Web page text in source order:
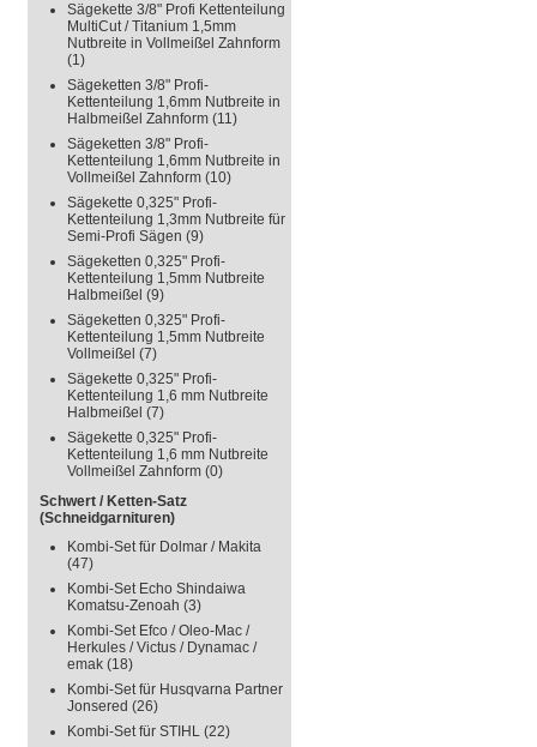
Sägekette 3/8" Profi Kettenteilung
MultiCut / Titanium 1,5mm
Nutbreite in Vollmeißel Zahnform
(1)
Sägeketten 3/8" Profi-
Kettenteilung 1,6mm Nutbreite in
Halbmeißel Zahnform (11)
Sägeketten 3/8" Profi-
Kettenteilung 1,6mm Nutbreite in
Vollmeißel Zahnform (10)
Sägekette 0,325" Profi-
Kettenteilung 1,3mm Nutbreite für
Semi-Profi Sägen (9)
Sägeketten 0,325" Profi-
Kettenteilung 1,5mm Nutbreite
Halbmeißel (9)
Sägeketten 0,325" Profi-
Kettenteilung 1,5mm Nutbreite
Vollmeißel (7)
Sägekette 0,325" Profi-
Kettenteilung 1,6 mm Nutbreite
Halbmeißel (7)
Sägekette 0,325" Profi-
Kettenteilung 1,6 mm Nutbreite
Vollmeißel Zahnform (0)
Schwert / Ketten-Satz
(Schneidgarnituren)
Kombi-Set für Dolmar / Makita
(47)
Kombi-Set Echo Shindaiwa
Komatsu-Zenoah (3)
Kombi-Set Efco / Oleo-Mac /
Herkules / Victus / Dynamac /
emak (18)
Kombi-Set für Husqvarna Partner
Jonsered (26)
Kombi-Set für STIHL (22)